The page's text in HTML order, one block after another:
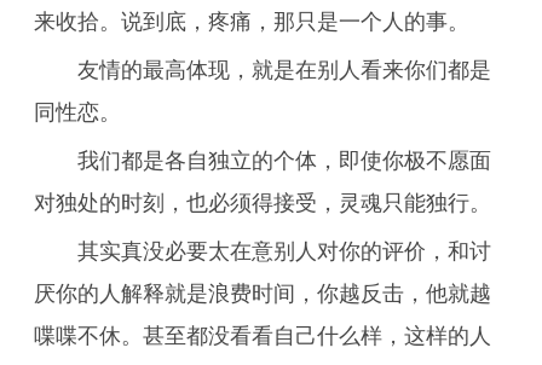
来收拾。说到底，疼痛，那只是一个人的事。
友情的最高体现，就是在别人看来你们都是
同性恋。
我们都是各自独立的个体，即使你极不愿面
对独处的时刻，也必须得接受，灵魂只能独行。
其实真没必要太在意别人对你的评价，和讨
厌你的人解释就是浪费时间，你越反击，他就越
喋喋不休。甚至都没看看自己什么样，这样的人